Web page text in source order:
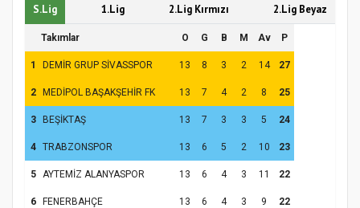
S.Lig 1.Lig 2.Lig Kırmızı 2.Lig Beyaz
Takımlar O G B M Av P
1 DEMİR GRUP SİVASSPOR 13 8 3 2 14 27
2 MEDİPOL BAŞAKŞEHİR FK 13 7 4 2 8 25
3 BEŞİKTAŞ 13 7 3 3 5 24
4 TRABZONSPOR 13 6 5 2 10 23
5 AYTEMİZ ALANYASPOR 13 6 4 3 11 22
6 FENERBAHÇE 13 6 4 3 9 22